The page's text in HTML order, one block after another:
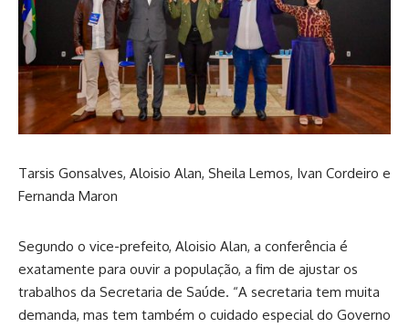
Tarsis Gonsalves, Aloisio Alan, Sheila Lemos, Ivan Cordeiro e
Fernanda Maron
Segundo o vice-prefeito, Aloisio Alan, a conferência é
exatamente para ouvir a população, a fim de ajustar os
trabalhos da Secretaria de Saúde. “A secretaria tem muita
demanda, mas tem também o cuidado especial do Governo